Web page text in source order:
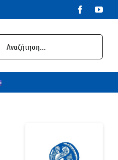
Facebook